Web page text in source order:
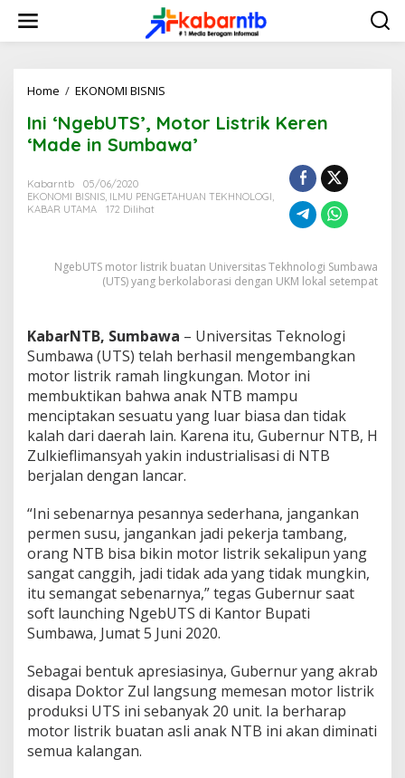
w
Home / EKONOMI BISNIS
i
'
N
b
'
,
t
o
r
L
i
s
t
r
i
k
e
r
e
n
'
M
a
d
n
S
u
m
Ini ‘NgebUTS’, Motor Listrik Keren
‘Made in Sumbawa’
Kabarntb
05/06/2020
EKONOMI BISNIS, ILMU PENGETAHUAN TEKHNOLOGI,
KABAR UTAMA
172 Dilihat
NgebUTS motor listrik buatan Universitas Tekhnologi Sumbawa
(UTS) yang berkolaborasi dengan UKM lokal setempat
KabarNTB, Sumbawa – Universitas Teknologi
Sumbawa (UTS) telah berhasil mengembangkan
motor listrik ramah lingkungan. Motor ini
membuktikan bahwa anak NTB mampu
menciptakan sesuatu yang luar biasa dan tidak
kalah dari daerah lain. Karena itu, Gubernur NTB, H
Zulkieflimansyah yakin industrialisasi di NTB
berjalan dengan lancar.
“Ini sebenarnya pesannya sederhana, jangankan
permen susu, jangankan jadi pekerja tambang,
orang NTB bisa bikin motor listrik sekalipun yang
sangat canggih, jadi tidak ada yang tidak mungkin,
itu semangat sebenarnya,” tegas Gubernur saat
soft launching NgebUTS di Kantor Bupati
Sumbawa, Jumat 5 Juni 2020.
Sebagai bentuk apresiasinya, Gubernur yang akrab
disapa Doktor Zul langsung memesan motor listrik
produksi UTS ini sebanyak 20 unit. Ia berharap
motor listrik buatan asli anak NTB ini akan diminati
semua kalangan.